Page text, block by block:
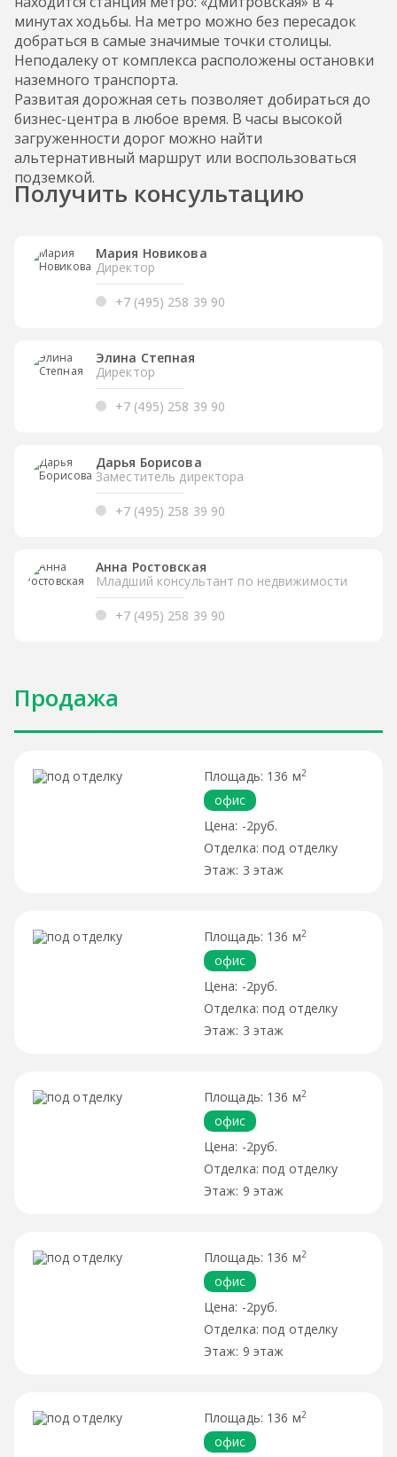
минутах ходьбы. На метро можно без пересадок
добраться в самые значимые точки столицы.
Неподалеку от комплекса расположены остановки
наземного транспорта.
Развитая дорожная сеть позволяет добираться до
бизнес-центра в любое время. В часы высокой
загруженности дорог можно найти
альтернативный маршрут или воспользоваться
подземкой.
Получить консультацию
Мария Новикова
Директор
+7 (495) 258 39 90
Элина Степная
Директор
+7 (495) 258 39 90
Дарья Борисова
Заместитель директора
+7 (495) 258 39 90
Анна Ростовская
Младший консультант по недвижимости
+7 (495) 258 39 90
Продажа
136 м2
офис
-2руб.
под отделку
3 этаж
136 м2
офис
-2руб.
под отделку
3 этаж
136 м2
офис
-2руб.
под отделку
9 этаж
136 м2
офис
-2руб.
под отделку
9 этаж
136 м2
офис